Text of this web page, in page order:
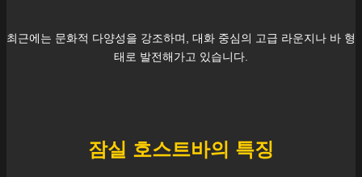
최근에는 문화적 다양성을 강조하며, 대화 중심의 고급 라운지나 바 형
태로 발전해가고 있습니다.
잠실 호스트바의 특징